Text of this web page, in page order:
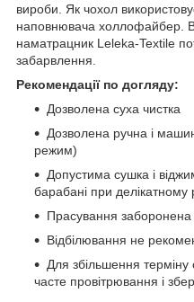
вироби. Як чохол
наповнювача холлофайбер.
наматрацник Leleka-Textile
забарвлення.
Рекомендації по догляду:
Дозволена суха чистка
Дозволена ручна і
режим)
Допустима сушка і
барабані при делікатному
Прасування заборонена
Відбілювання не
Для збільшення
часте провітрювання і